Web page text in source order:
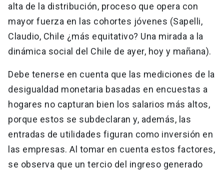
alta de la distribución, proceso que opera con
mayor fuerza en las cohortes jóvenes (Sapelli,
Claudio, Chile ¿más equitativo? Una mirada a la
dinámica social del Chile de ayer, hoy y mañana).
Debe tenerse en cuenta que las mediciones de la
desigualdad monetaria basadas en encuestas a
hogares no capturan bien los salarios más altos,
porque estos se subdeclaran y, además, las
entradas de utilidades figuran como inversión en
las empresas. Al tomar en cuenta estos factores,
se observa que un tercio del ingreso generado